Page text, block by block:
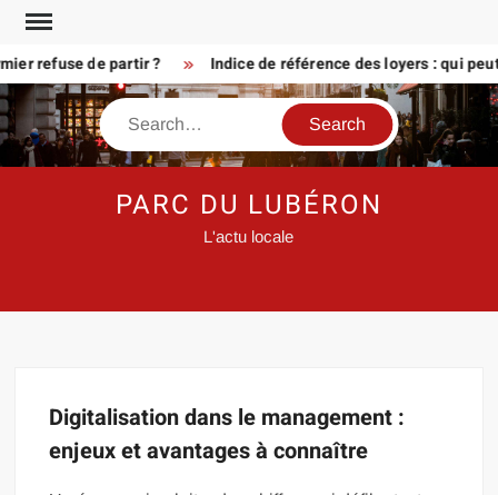
Skip
contentrefuse de partir ? Indice de référence des loyers : qui
Search
PARC DU LUBÉRON
L'actu locale
Digitalisation dans le management :
enjeux et avantages à connaître